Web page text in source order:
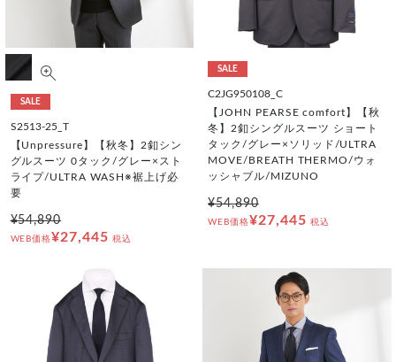
SALE
S2513-25_T
【Unpressure】【秋冬】2釦シン
グルスーツ 0タック/グレー×スト
ライプ/ULTRA WASH※裾上げ必
要
¥54,890
WEB価格¥27,445 税込
SALE
C2JG950108_C
【JOHN PEARSE comfort】【秋
冬】2釦シングルスーツ ショート
タック/グレー×ソリッド/ULTRA
MOVE/BREATH THERMO/ウォ
ッシャブル/MIZUNO
¥54,890
WEB価格¥27,445 税込